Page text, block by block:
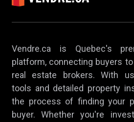
Vendre.ca is Quebec's
platform, connecting buyers
real estate brokers. With
tools and detailed property
the process of finding your
buyer. Whether you're